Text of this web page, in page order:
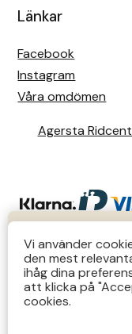
Butiks- &
övriga tider via e-
Länkar
Facebook
Instagram
Våra omdömen
Agersta
Vi använder
den mest
ihåg dina
att klicka på
cookies.